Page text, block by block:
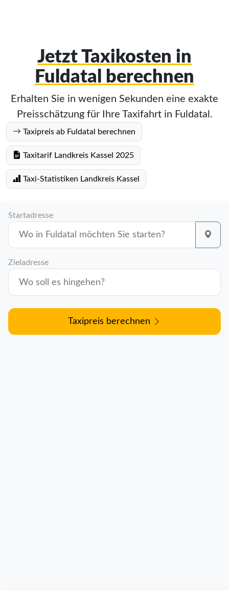
Jetzt Taxikosten in
Fuldatal berechnen
Erhalten Sie in wenigen Sekunden eine exakte
Preisschätzung für Ihre Taxifahrt in Fuldatal.
Taxipreis ab Fuldatal berechnen
Taxitarif Landkreis Kassel 2025
Taxi-Statistiken Landkreis Kassel
Startadresse
Zieladresse
Taxipreis berechnen